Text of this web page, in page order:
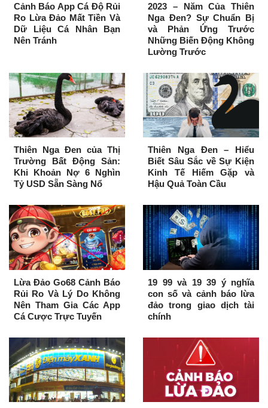
Cảnh Báo App Cá Độ Rủi
Ro Lừa Đảo Mất Tiền Và
Dữ Liệu Cá Nhân Bạn
Nên Tránh
2023 – Năm Của Thiên
Nga Đen? Sự Chuẩn Bị
và Phản Ứng Trước
Những Biến Động Không
Lường Trước
Thiên Nga Đen của Thị
Trường Bất Động Sản:
Khi Khoản Nợ 6 Nghìn
Tỷ USD Sẵn Sàng Nổ
Thiên Nga Đen – Hiểu
Biết Sâu Sắc về Sự Kiện
Kinh Tế Hiếm Gặp và
Hậu Quả Toàn Cầu
Lừa Đảo Go68 Cảnh Báo
Rủi Ro Và Lý Do Không
Nên Tham Gia Các App
Cá Cược Trực Tuyến
19 99 và 19 39 ý nghĩa
con số và cảnh báo lừa
đảo trong giao dịch tài
chính